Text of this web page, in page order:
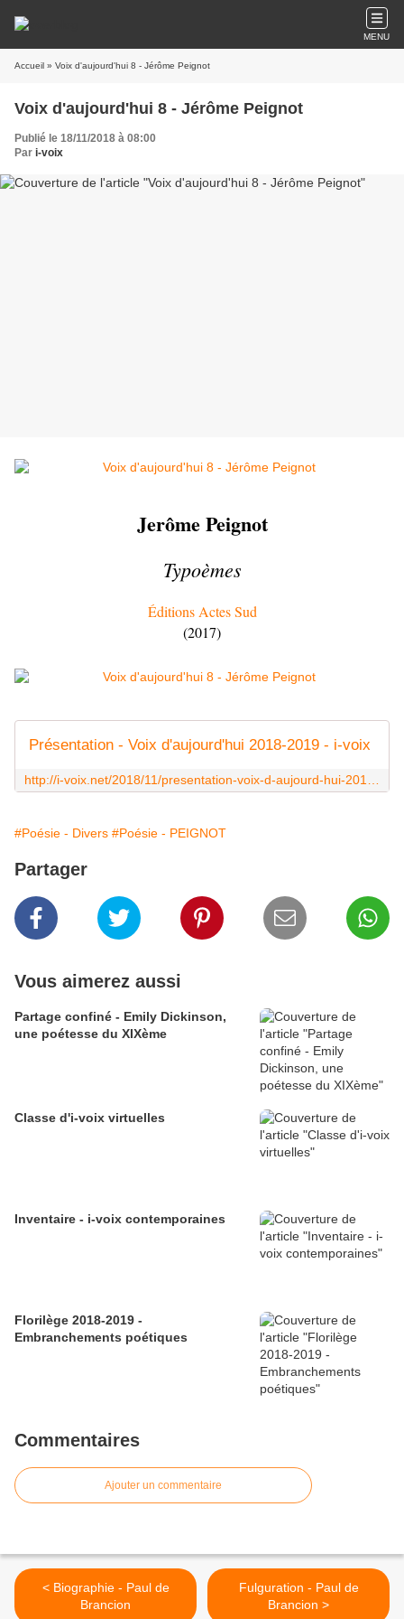
MENU
Accueil » Voix d'aujourd'hui 8 - Jérôme Peignot
Voix d'aujourd'hui 8 - Jérôme Peignot
Publié le 18/11/2018 à 08:00
Par i-voix
Jerôme Peignot
Typoèmes
Éditions Actes Sud
(2017)
Présentation - Voix d'aujourd'hui 2018-2019 - i-voix
#Poésie - Divers #Poésie - PEIGNOT
Partager
Vous aimerez aussi
Partage confiné - Emily Dickinson,
une poétesse du XIXème
Classe d'i-voix virtuelles
Inventaire - i-voix contemporaines
Florilège 2018-2019 -
Embranchements poétiques
Commentaires
Ajouter un commentaire
< Biographie - Paul de
Brancion
Fulguration - Paul de
Brancion >